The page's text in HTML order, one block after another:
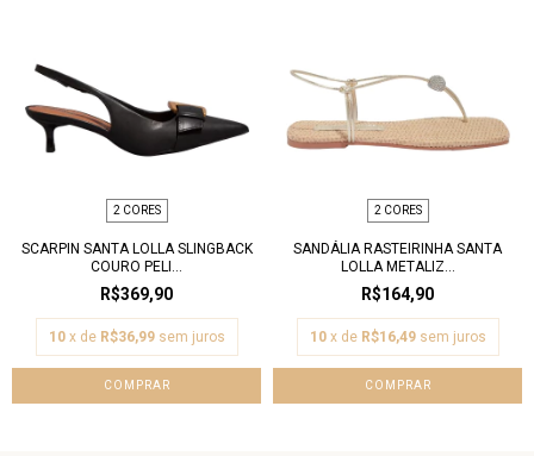
2 CORES
SCARPIN SANTA LOLLA SLINGBACK
COURO PELI...
R$369,90
10 x de R$36,99 sem juros
COMPRAR
2 CORES
SANDÁLIA RASTEIRINHA SANTA
LOLLA METALIZ...
R$164,90
10 x de R$16,49 sem juros
COMPRAR